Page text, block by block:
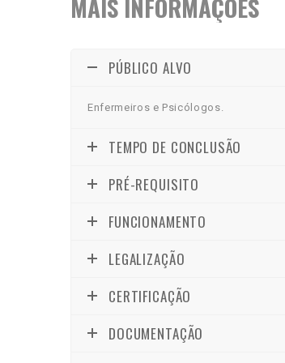
PÚBLICO ALVO
Enfermeiros e Psicólogos.
TEMPO DE CONCLUSÃO
PRÉ-REQUISITO
FUNCIONAMENTO
LEGALIZAÇÃO
CERTIFICAÇÃO
DOCUMENTAÇÃO